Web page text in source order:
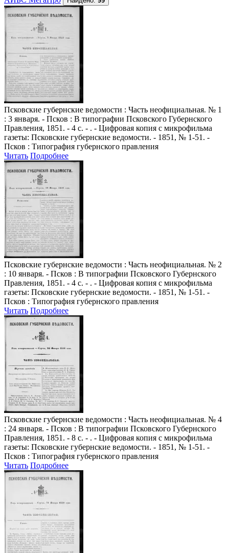
Псковские губернские ведомости : Часть неофициальная. № 1
: 3 января. - Псков : В типографии Псковского Губернского
Правления, 1851. - 4 с. - . - Цифровая копия с микрофильма
газеты: Псковские губернские ведомости. - 1851, № 1-51. -
Псков : Типография губернского правления
Читать Подробнее
Псковские губернские ведомости : Часть неофициальная. № 2
: 10 января. - Псков : В типографии Псковского Губернского
Правления, 1851. - 4 с. - . - Цифровая копия с микрофильма
газеты: Псковские губернские ведомости. - 1851, № 1-51. -
Псков : Типография губернского правления
Читать Подробнее
Псковские губернские ведомости : Часть неофициальная. № 4
: 24 января. - Псков : В типографии Псковского Губернского
Правления, 1851. - 8 с. - . - Цифровая копия с микрофильма
газеты: Псковские губернские ведомости. - 1851, № 1-51. -
Псков : Типография губернского правления
Читать Подробнее